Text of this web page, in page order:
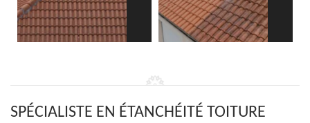
SPÉCIALISTE EN ÉTANCHÉITÉ TOITURE